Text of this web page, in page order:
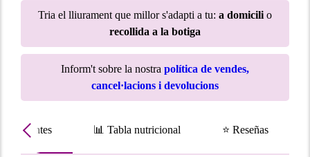
Tria el lliurament que millor s'adapti a tu: a domicili o
recollida a la botiga
Inform't sobre la nostra política de vendes,
cancel·lacions i devolucions
📊 Tabla nutricional ⭐ Reseñas